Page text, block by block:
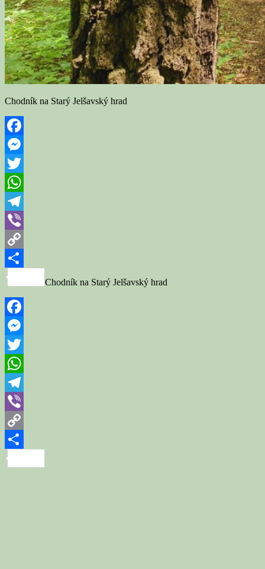
Chodník na Starý Jelšavský hrad
Facebook
Messenger
Twitter
WhatsApp
Telegram
Viber
Copy
Link
Share
Chodník na Starý Jelšavský hrad
Facebook
Messenger
Twitter
WhatsApp
Telegram
Viber
Copy
Link